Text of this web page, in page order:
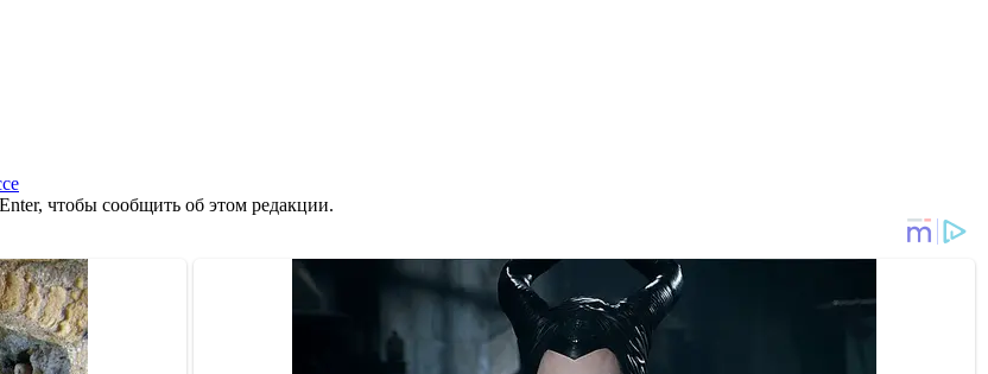
чтобы сообщить об этом редакции.